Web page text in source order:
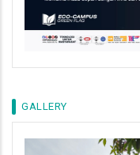
GALLERY